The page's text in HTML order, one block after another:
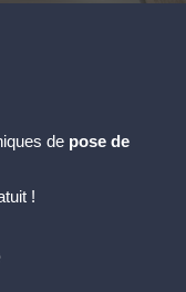
de pose de
!